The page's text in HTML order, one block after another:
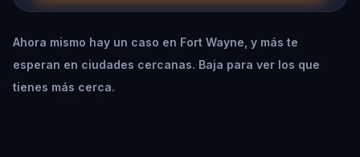
Ahora mismo hay un caso en Fort Wayne, y más te
esperan en ciudades cercanas. Baja para ver los que
tienes más cerca.